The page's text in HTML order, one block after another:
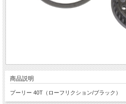
商品説明
プーリー 40T（ローフリクション/ブラック）